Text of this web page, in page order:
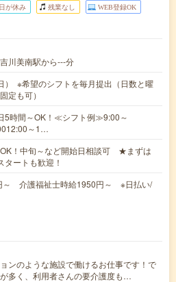
が休み 残業なし WEB登録OK
川美南駅から---分
※希望のシフトを毎月提出（日数と曜
定も可）
5時間～OK！≪シフト例≫9:00～
～1…
OK！中旬～など開始日相談可 ★まずは
タートも歓迎！
～ 介護福祉士時給1950円～ ※日払い/
ンのような施設で働けるお仕事です！で
多く、利用者さんの要介護度も…